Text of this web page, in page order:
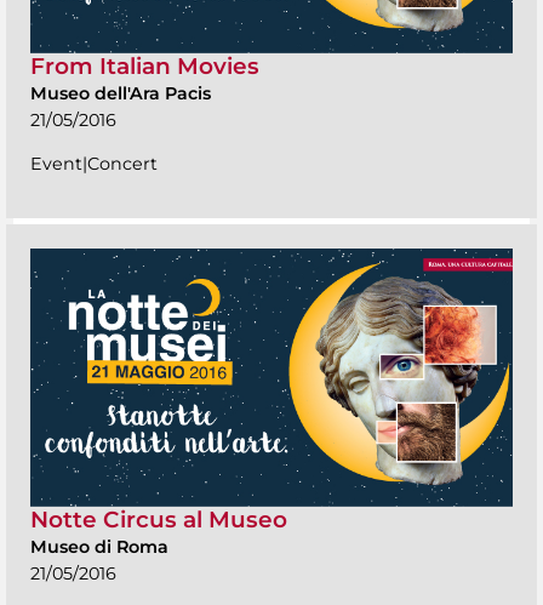
From Italian Movies
Museo dell'Ara Pacis
21/05/2016
Event|Concert
Notte Circus al Museo
Museo di Roma
21/05/2016